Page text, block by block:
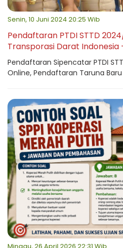
Senin, 10 Juni 2024 20:25 Wib
Pendaftaran PTDI STTD
Transporasi Darat Indonesia
Pendaftaran Sipencatar PTDI
Online, Pendaftaran Taruna Baru